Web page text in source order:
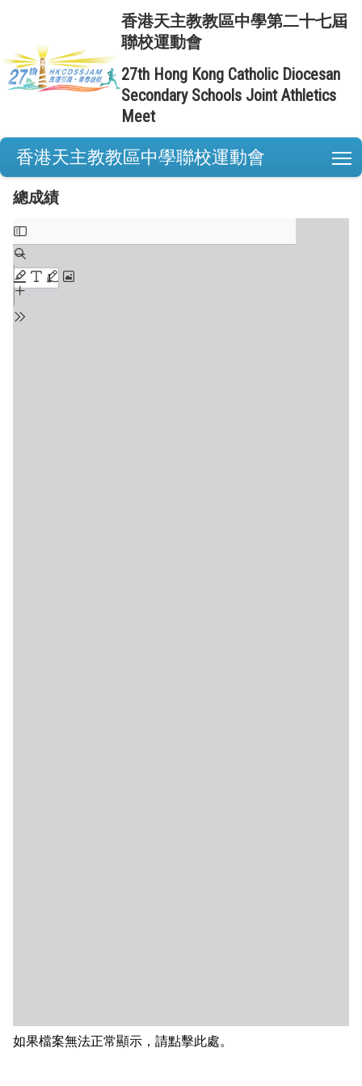
香港天主教教區中學第二十七屆
聯校運動會
27th Hong Kong Catholic Diocesan
Secondary Schools Joint Athletics
Meet
香港天主教教區中學聯校運動會
總成績
如果檔案無法正常顯示，請點擊此處。